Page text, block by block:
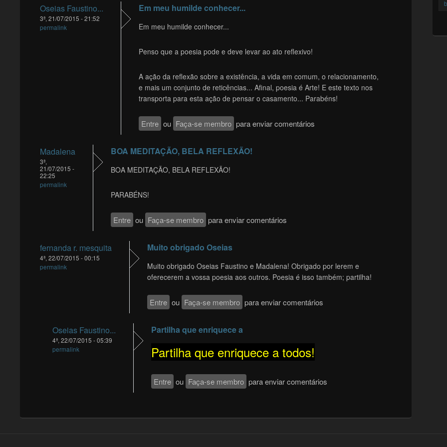
Oseias Faustino...
3ª, 21/07/2015 - 21:52
permalink
Em meu humilde conhecer...
Em meu humilde conhecer...
Penso que a poesia pode e deve levar ao ato reflexivo!
A ação da reflexão sobre a existência, a vida em comum, o relacionamento,
e mais um conjunto de reticências... Afinal, poesia é Arte! E este texto nos
transporta para esta ação de pensar o casamento... Parabéns!
Entre ou Faça-se membro para enviar comentários
Madalena
3ª,
21/07/2015 -
22:25
permalink
BOA MEDITAÇÃO, BELA REFLEXÃO!
BOA MEDITAÇÃO, BELA REFLEXÃO!
PARABÉNS!
Entre ou Faça-se membro para enviar comentários
fernanda r. mesquita
4ª, 22/07/2015 - 00:15
permalink
Muito obrigado Oseias
Muito obrigado Oseias Faustino e Madalena! Obrigado por lerem e
oferecerem a vossa poesia aos outros. Poesia é isso também; partilha!
Entre ou Faça-se membro para enviar comentários
Oseias Faustino...
4ª, 22/07/2015 - 05:39
permalink
Partilha que enriquece a
Partilha que enriquece a todos!
Entre ou Faça-se membro para enviar comentários